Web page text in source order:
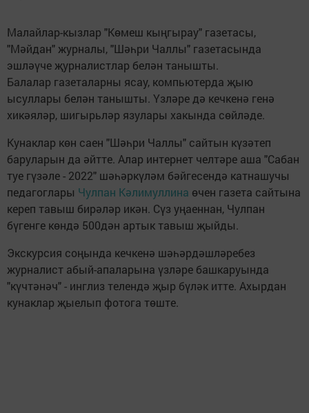
Малайлар-кызлар "Көмеш кыңгырау" газетасы,
"Мәйдан" журналы, "Шәһри Чаллы" газетасында
эшләүче җурналистлар белән танышты.
Балалар газеталарны ясау, компьютерда җыю
ысуллары белән танышты. Үзләре дә кечкенә генә
хикәяләр, шигырьләр язулары хакында сөйләде.
Кунаклар көн саен "Шәһри Чаллы" сайтын күзәтеп
баруларын да әйтте. Алар интернет челтәре аша "Сабан
туе гүзәле - 2022" шәһәркүләм бәйгесендә катнашучы
педагоглары Чулпан Кәлимуллина өчен газета сайтына
кереп тавыш бирәләр икән. Сүз уңаеннан, Чулпан
бүгенге көндә 500дән артык тавыш җыйды.
Экскурсия соңында кечкенә шәһәрдәшләребез
журналист абый-апаларына үзләре башкаруында
"күчтәнәч" - инглиз телендә җыр бүләк итте. Ахырдан
кунаклар җыелып фотога төште.